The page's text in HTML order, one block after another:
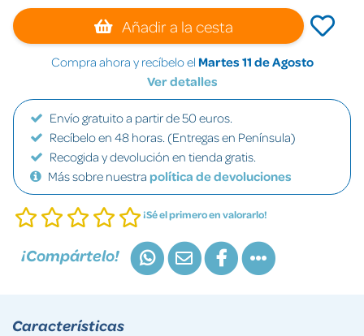
Añadir a la cesta
Compra ahora y recíbelo el Martes 11 de Agosto
Ver detalles
Envío gratuito a partir de 50 euros.
Recíbelo en 48 horas. (Entregas en Península)
Recogida y devolución en tienda gratis.
Más sobre nuestra política de devoluciones
¡Sé el primero en valorarlo!
¡Compártelo!
Características